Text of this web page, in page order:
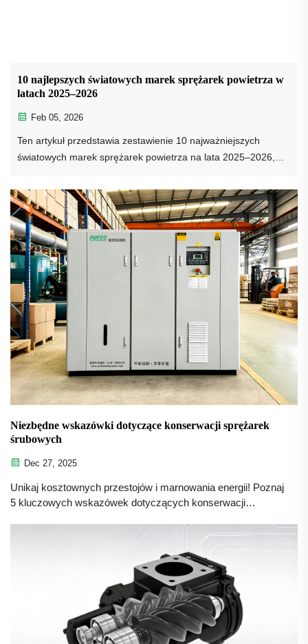
10 najlepszych światowych marek sprężarek powietrza w
latach 2025–2026
Feb 05, 2026
Ten artykuł przedstawia zestawienie 10 najważniejszych
światowych marek sprężarek powietrza na lata 2025–2026,
technologiach, oferowanym asortymanie produktów oraz
globalnym rozmieszczeniu. Dla użytkowników poszukujących
wysokiej jakości marek sprężarek powietrza, rozwiązań
przemysłowych w zakresie sprężarek powietrza lub
najnowszych trendów branży sprężarek powietrza ta lista
stanowi profesjonalne źródło odniesienia. Niezależnie od tego,
czy chodzi o bezolejowe sprężarki powietrza przeznaczone do
zastosowań medycznych, spożywczych oraz innych
wymagających najwyższej czystości obszarów,
energooszczędne sprężarki powietrza z regulacją
częstotliwości przeznaczone do produkcji przemysłowej, czy
też przenośne sprężarki powietrza stosowane w górnictwie i
budownictwie – tutaj można znaleźć odpowiednie
rekomendacje liderów rynku.
Niezbędne wskazówki dotyczące konserwacji sprężarek
śrubowych
Dec 27, 2025
Unikaj kosztownych przestojów i marnowania energii! Poznaj
5 kluczowych wskazówek dotyczących konserwacji
maksymalną wydajność, niezawodność i dłuższą